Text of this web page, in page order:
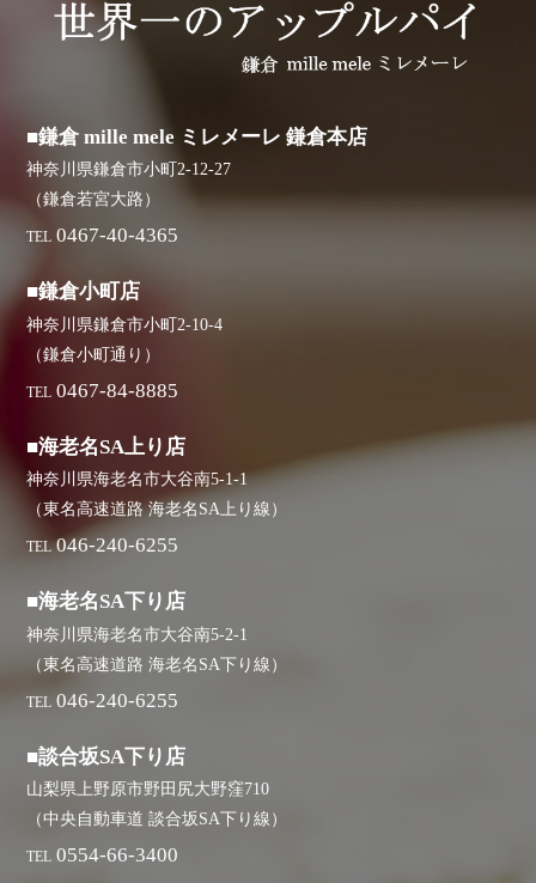
■鎌倉 mille mele ミレメーレ 鎌倉本店
神奈川県鎌倉市小町2-12-27
（鎌倉若宮大路）
TEL 0467-40-4365
■鎌倉小町店
神奈川県鎌倉市小町2-10-4
（鎌倉小町通り）
TEL 0467-84-8885
■海老名SA上り店
神奈川県海老名市大谷南5-1-1
（東名高速道路 海老名SA上り線）
TEL 046-240-6255
■海老名SA下り店
神奈川県海老名市大谷南5-2-1
（東名高速道路 海老名SA下り線）
TEL 046-240-6255
■談合坂SA下り店
山梨県上野原市野田尻大野窪710
（中央自動車道 談合坂SA下り線）
TEL 0554-66-3400